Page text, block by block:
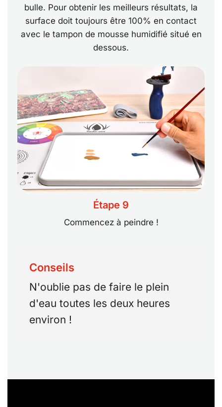
bulle. Pour obtenir les meilleurs résultats, la
surface doit toujours être 100% en contact
avec le tampon de mousse humidifié situé en
dessous.
Étape 9
Commencez à peindre !
Conseils
N'oublie pas de faire le plein
d'eau toutes les deux heures
environ !